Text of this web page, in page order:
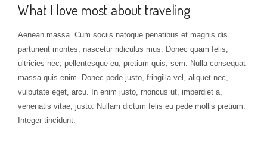
What I love most about traveling
Aenean massa. Cum sociis natoque penatibus et magnis dis
parturient montes, nascetur ridiculus mus. Donec quam felis,
ultricies nec, pellentesque eu, pretium quis, sem. Nulla consequat
massa quis enim. Donec pede justo, fringilla vel, aliquet nec,
vulputate eget, arcu. In enim justo, rhoncus ut, imperdiet a,
venenatis vitae, justo. Nullam dictum felis eu pede mollis pretium.
Integer tincidunt.